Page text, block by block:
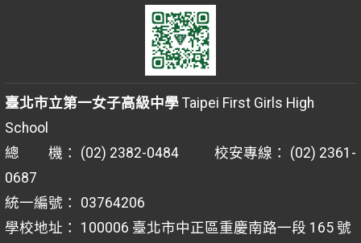
臺北市立第一女子高級中學Taipei First Girls High
School
總 機： (02) 2382-0484 校安專線： (02) 2361-
0687
統一編號： 03764206
學校地址： 100006 臺北市中正區重慶南路一段 165 號